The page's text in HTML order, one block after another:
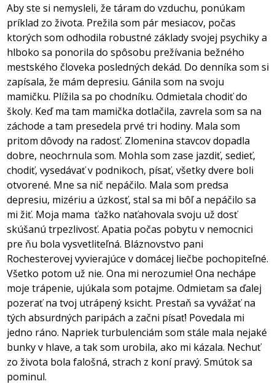
Aby ste si nemysleli, že táram do vzduchu, ponúkam
príklad zo života. Prežila som pár mesiacov, počas
ktorých som odhodila robustné základy svojej psychiky a
hlboko sa ponorila do spôsobu prežívania bežného
mestského človeka posledných dekád. Do denníka som si
zapísala, že mám depresiu. Gánila som na svoju
mamičku. Plížila sa po chodníku. Odmietala chodiť do
školy. Keď ma tam mamička dotlačila, zavrela som sa na
záchode a tam presedela prvé tri hodiny. Mala som
pritom dôvody na radosť. Zlomenina stavcov dopadla
dobre, neochrnula som. Mohla som zase jazdiť, sedieť,
chodiť, vysedávať v podnikoch, písať, všetky dvere boli
otvorené. Mne sa nič nepáčilo. Mala som predsa
depresiu, mizériu a úzkosť, stal sa mi bôľ a nepáčilo sa
mi žiť. Moja mama ťažko naťahovala svoju už dosť
skúšanú trpezlivosť. Apatia počas pobytu v nemocnici
pre ňu bola vysvetliteľná. Bláznovstvo pani
Rochesterovej vyvierajúce v domácej liečbe pochopiteľné.
Všetko potom už nie. Ona mi nerozumie! Ona nechápe
moje trápenie, ujúkala som potajme. Odmietam sa ďalej
pozerať na tvoj utrápený ksicht. Prestaň sa vyvážať na
tých absurdných paripách a začni písať! Povedala mi
jedno ráno. Napriek turbulenciám som stále mala nejaké
bunky v hlave, a tak som urobila, ako mi kázala. Nechuť
zo života bola falošná, strach z koní pravý. Smútok sa
pominul.